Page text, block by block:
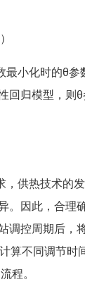
小化时的θ参
回归模型，则θ
供热技术的
。因此，合理
调控周期后，
算不同调节时
程。